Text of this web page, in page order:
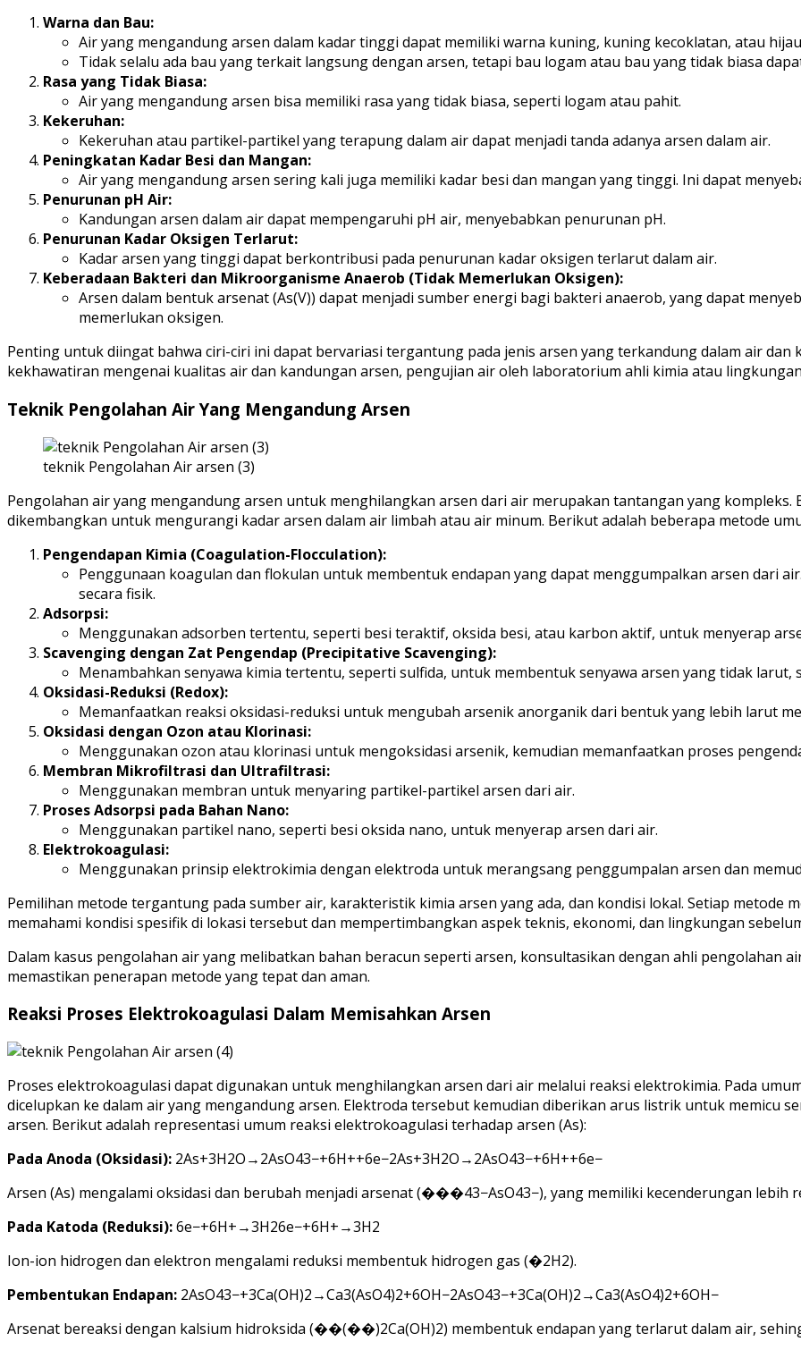
Warna dan Bau:
Air yang mengandung arsen dalam kadar tinggi dapat memiliki warna kuning, kuning kecoklatan, atau
Tidak selalu ada bau yang terkait langsung dengan arsen, tetapi bau logam atau bau yang tidak biasa
Rasa yang Tidak Biasa:
Air yang mengandung arsen bisa memiliki rasa yang tidak biasa, seperti logam atau pahit.
Kekeruhan:
Kekeruhan atau partikel-partikel yang terapung dalam air dapat menjadi tanda adanya arsen dalam air.
Peningkatan Kadar Besi dan Mangan:
Air yang mengandung arsen sering kali juga memiliki kadar besi dan mangan yang tinggi. Ini dapat
Penurunan pH Air:
Kandungan arsen dalam air dapat mempengaruhi pH air, menyebabkan penurunan pH.
Penurunan Kadar Oksigen Terlarut:
Kadar arsen yang tinggi dapat berkontribusi pada penurunan kadar oksigen terlarut dalam air.
Keberadaan Bakteri dan Mikroorganisme Anaerob (Tidak Memerlukan Oksigen):
Arsen dalam bentuk arsenat (As(V)) dapat menjadi sumber energi bagi bakteri anaerob, yang dapat
memerlukan oksigen.
Penting untuk diingat bahwa ciri-ciri ini dapat bervariasi tergantung pada jenis arsen yang terkandung dalam air
kekhawatiran mengenai kualitas air dan kandungan arsen, pengujian air oleh laboratorium ahli kimia atau
Teknik Pengolahan Air Yang Mengandung Arsen
teknik Pengolahan Air arsen (3)
Pengolahan air yang mengandung arsen untuk menghilangkan arsen dari air merupakan tantangan yang
dikembangkan untuk mengurangi kadar arsen dalam air limbah atau air minum. Berikut adalah beberapa metode
Pengendapan Kimia (Coagulation-Flocculation):
Penggunaan koagulan dan flokulan untuk membentuk endapan yang dapat menggumpalkan arsen dari
secara fisik.
Adsorpsi:
Menggunakan adsorben tertentu, seperti besi teraktif, oksida besi, atau karbon aktif, untuk menyerap
Scavenging dengan Zat Pengendap (Precipitative Scavenging):
Menambahkan senyawa kimia tertentu, seperti sulfida, untuk membentuk senyawa arsen yang tidak
Oksidasi-Reduksi (Redox):
Memanfaatkan reaksi oksidasi-reduksi untuk mengubah arsenik anorganik dari bentuk yang lebih larut
Oksidasi dengan Ozon atau Klorinasi:
Menggunakan ozon atau klorinasi untuk mengoksidasi arsenik, kemudian memanfaatkan proses
Membran Mikrofiltrasi dan Ultrafiltrasi:
Menggunakan membran untuk menyaring partikel-partikel arsen dari air.
Proses Adsorpsi pada Bahan Nano:
Menggunakan partikel nano, seperti besi oksida nano, untuk menyerap arsen dari air.
Elektrokoagulasi:
Menggunakan prinsip elektrokimia dengan elektroda untuk merangsang penggumpalan arsen dan
Pemilihan metode tergantung pada sumber air, karakteristik kimia arsen yang ada, dan kondisi lokal. Setiap metode
memahami kondisi spesifik di lokasi tersebut dan mempertimbangkan aspek teknis, ekonomi, dan lingkungan
Dalam kasus pengolahan air yang melibatkan bahan beracun seperti arsen, konsultasikan dengan ahli pengolahan
memastikan penerapan metode yang tepat dan aman.
Reaksi Proses Elektrokoagulasi Dalam Memisahkan Arsen
Proses elektrokoagulasi dapat digunakan untuk menghilangkan arsen dari air melalui reaksi elektrokimia. Pada
dicelupkan ke dalam air yang mengandung arsen. Elektroda tersebut kemudian diberikan arus listrik untuk memicu
arsen. Berikut adalah representasi umum reaksi elektrokoagulasi terhadap arsen (As):
Pada Anoda (Oksidasi): 2As+3H2O→2AsO43−+6H++6e−2As+3H2O→2AsO43−+6H++6e−
Arsen (As) mengalami oksidasi dan berubah menjadi arsenat (���43−AsO43−), yang memiliki kecenderungan lebih
Pada Katoda (Reduksi):6e−+6H+→3H26e−+6H+→3H2
Ion-ion hidrogen dan elektron mengalami reduksi membentuk hidrogen gas (�2H2).
Pembentukan Endapan: 2AsO43−+3Ca(OH)2→Ca3(AsO4)2+6OH−2AsO43−+3Ca(OH)2→Ca3(AsO4)2+6OH−
Arsenat bereaksi dengan kalsium hidroksida (��(��)2Ca(OH)2) membentuk endapan yang terlarut dalam air,